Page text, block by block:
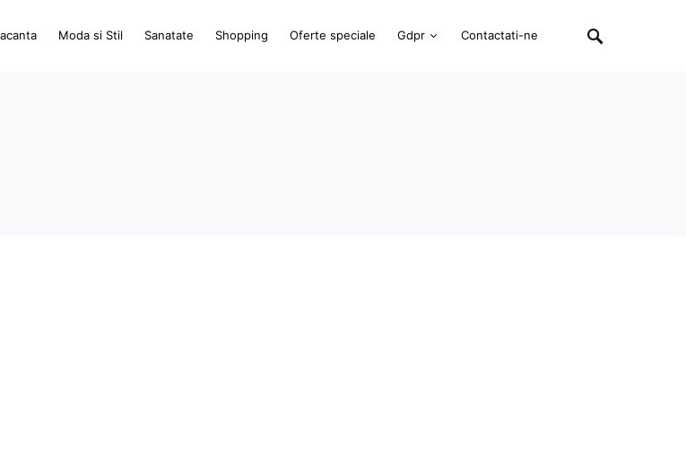
Moda si Stil Sanatate Shopping Oferte speciale Gdpr Contactati-ne